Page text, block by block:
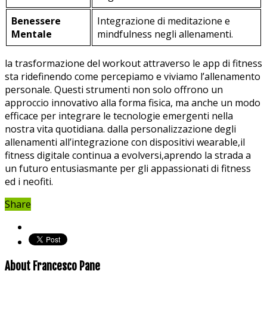
Benessere
Mentale
Integrazione di‍ meditazione ‌e
mindfulness negli⁣ allenamenti.
la trasformazione del workout attraverso le app di fitness
sta ‌ridefinendo come ⁤percepiamo e⁢ viviamo l’allenamento
personale. Questi strumenti non solo offrono un
approccio innovativo ⁣alla forma fisica, ma anche un modo
efficace per integrare le tecnologie emergenti nella
nostra vita quotidiana.⁤ dalla personalizzazione degli
allenamenti all’integrazione con dispositivi wearable,il
fitness digitale ‍continua a evolversi,aprendo la strada a
un‌ futuro entusiasmante per gli⁤ appassionati di fitness
ed i neofiti.
Share
About Francesco Pane